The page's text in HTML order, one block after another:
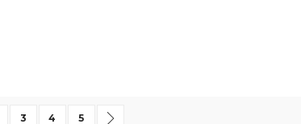
pagina
Pagina
3 Pagina
4 Pagina
5